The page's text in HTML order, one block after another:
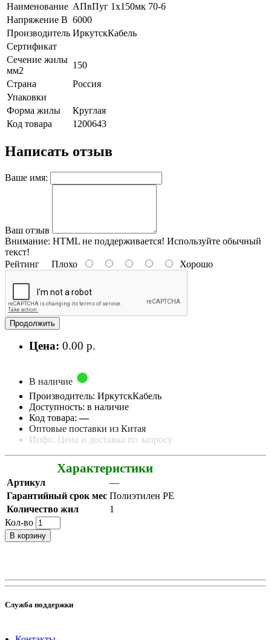
Наименование АПвПуг 1х150мк 70-6
Напряжение В 6000
Производитель ИркутскКабель
Сертификат
Сечение жилы
мм2
150
Страна
Россия
Упаковки
Форма жилы
Круглая
Код товара
1200643
Написать отзыв
Ваше имя:
Ваш отзыв
Внимание: HTML не поддерживается! Используйте обычный
текст!
Рейтинг Плохо Хорошо
Продолжить
Цена: 0.00 р.
В наличие
Производитель: ИркутскКабель
Доступность: в наличие
Код товара:—
Оптовые поставки из Китая
Инфо: Цена и доставка по запросу
Характеристики
Артикул
—
Гарантийный срок мес Полиэтилен PE
Количество жил
1
Кол-во
В корзину
Служба поддержки